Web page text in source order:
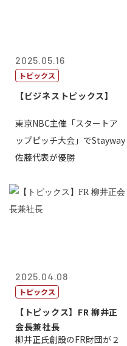
2025.05.16
トピックス
【ビジネストピックス】
東京NBC主催「スタートア
ップピッチ大会」でStayway
佐藤代表が優勝
2025.04.08
トピックス
【トピックス】FR 柳井正
会長兼社長
柳井正氏創設のFR財団が２